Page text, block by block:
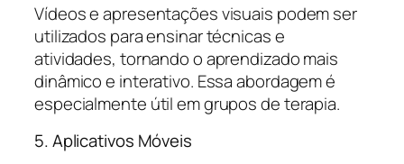
Vídeos e apresentações visuais podem ser
utilizados para ensinar técnicas e
atividades, tornando o aprendizado mais
dinâmico e interativo. Essa abordagem é
especialmente útil em grupos de terapia.
5. Aplicativos Móveis